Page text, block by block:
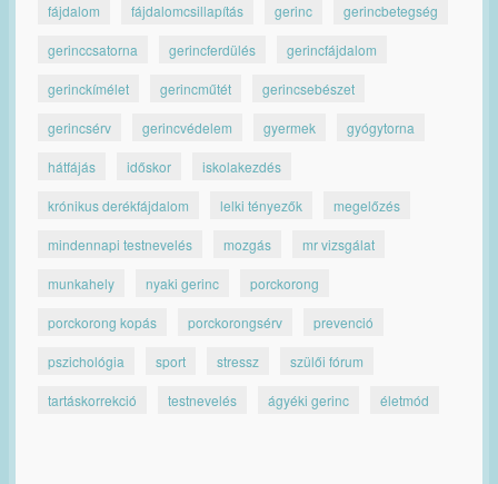
fájdalom fájdalomcsillapítás gerinc gerincbetegség
gerinccsatorna gerincferdülés gerincfájdalom
gerinckímélet gerincműtét gerincsebészet
gerincsérv gerincvédelem gyermek gyógytorna
hátfájás időskor iskolakezdés
krónikus derékfájdalom lelki tényezők megelőzés
mindennapi testnevelés mozgás mr vizsgálat
munkahely nyaki gerinc porckorong
porckorong kopás porckorongsérv prevenció
pszichológia sport stressz szülői fórum
tartáskorrekció testnevelés ágyéki gerinc életmód